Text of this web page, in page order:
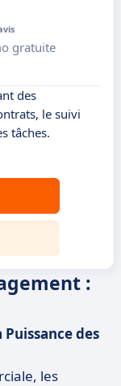
gratuite
des
le suivi
tâches.
:
des
les